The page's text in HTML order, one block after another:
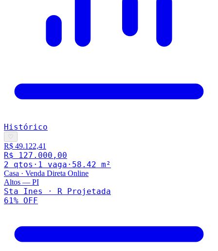
Histórico
♡
R$ 49.122,41
R$ 127.000,00
2 qtos · 1 vaga · 58.42 m²
Casa · Venda Direta Online
Altos — PI
Sta Ines · R Projetada
61% OFF